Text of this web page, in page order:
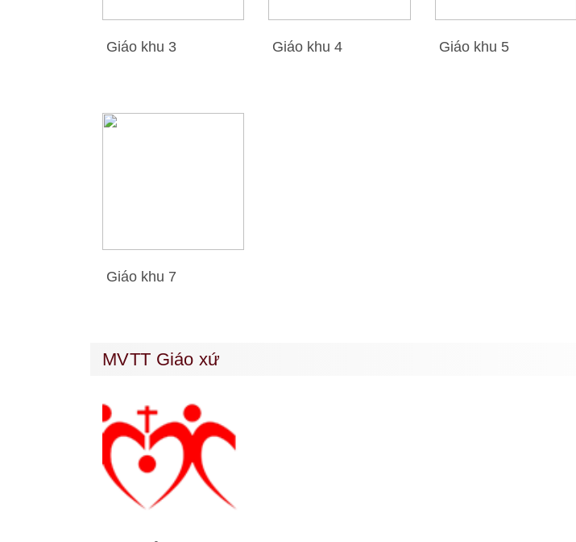
Giáo khu 3 Giáo khu 4 Giáo khu 5
Giáo khu 7
MVTT Giáo xứ